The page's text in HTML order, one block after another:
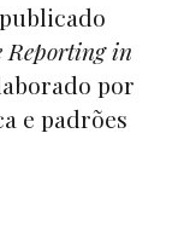
Reporting in
por
e padrões